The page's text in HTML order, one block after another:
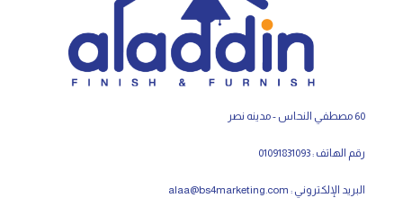
60 مصطفي النحاس - مدينه نصر
رقم الهاتف : 01091831093
البريد الإلكتروني : alaa@bs4marketing.com